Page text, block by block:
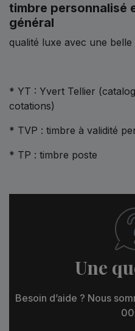
timbre personnalisé
général
qualité luxe avec une belle
* YT : Yvert Tellier
cotations)
* TVP : timbre à validité
* TP : timbre poste
Une
Besoin d’aide ? Nous